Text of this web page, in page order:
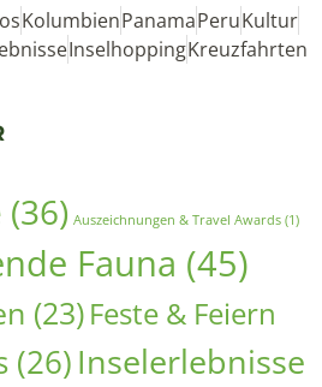
KolumbienPanamaPeruKultur
InselhoppingKreuzfahrten
(36) Auszeichnungen & Travel Awards (1)
Fauna (45)
(23)Feste & Feiern
(26)Inselerlebnisse